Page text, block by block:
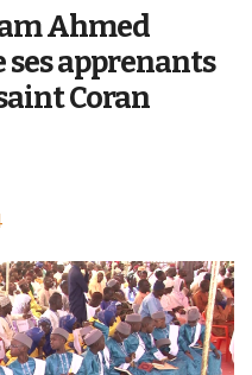
Ahmed
ses apprenants
Coran